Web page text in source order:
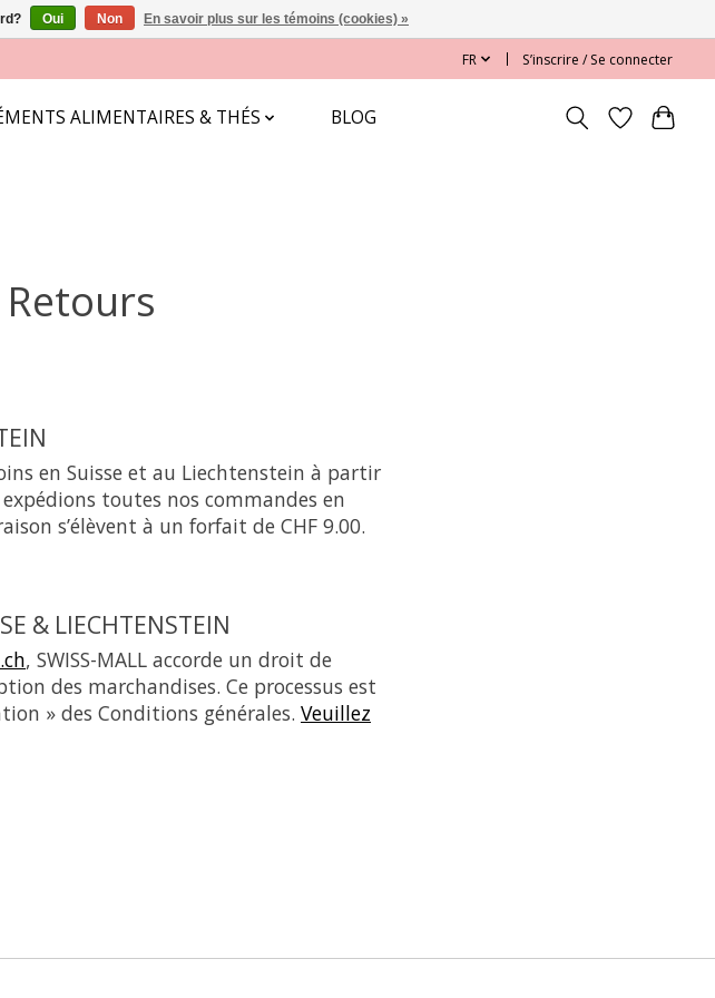
FR S’inscrire / Se connecter
ALIMENTAIRES & THÉS BLOG
en Suisse et au Liechtenstein à partir
toutes nos commandes en
s’élèvent à un forfait de CHF 9.00.
& LIECHTENSTEIN
, SWISS-MALL accorde un droit de
des marchandises. Ce processus est
» des Conditions générales. Veuillez
Oui Non En savoir plus sur les témoins (cookies) »